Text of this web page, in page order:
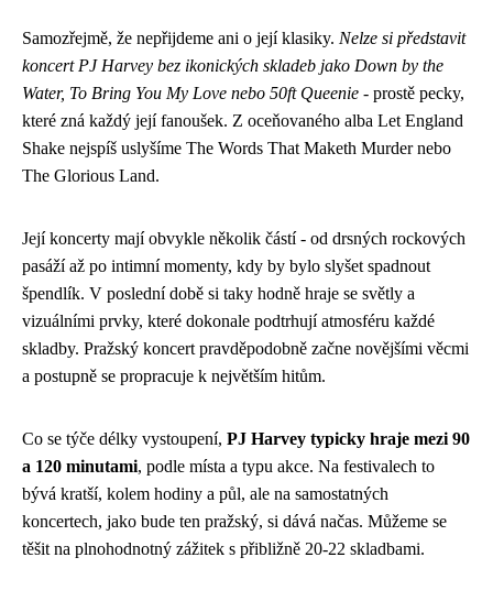
Samozřejmě, že nepřijdeme ani o její klasiky. Nelze si představit
koncert PJ Harvey bez ikonických skladeb jako Down by the
Water, To Bring You My Love nebo 50ft Queenie - prostě pecky,
které zná každý její fanoušek. Z oceňovaného alba Let England
Shake nejspíš uslyšíme The Words That Maketh Murder nebo
The Glorious Land.
Její koncerty mají obvykle několik částí - od drsných rockových
pasáží až po intimní momenty, kdy by bylo slyšet spadnout
špendlík. V poslední době si taky hodně hraje se světly a
vizuálními prvky, které dokonale podtrhují atmosféru každé
skladby. Pražský koncert pravděpodobně začne novějšími věcmi
a postupně se propracuje k největším hitům.
Co se týče délky vystoupení, PJ Harvey typicky hraje mezi 90
a 120 minutami, podle místa a typu akce. Na festivalech to
bývá kratší, kolem hodiny a půl, ale na samostatných
koncertech, jako bude ten pražský, si dává načas. Můžeme se
těšit na plnohodnotný zážitek s přibližně 20-22 skladbami.